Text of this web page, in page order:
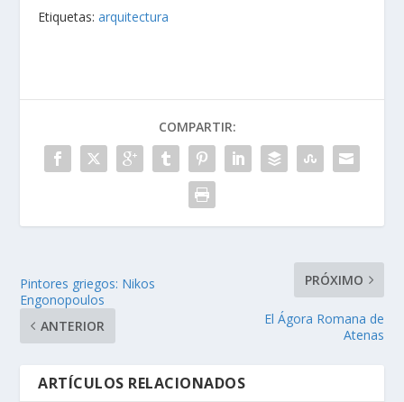
Etiquetas:arquitectura
COMPARTIR:
Pintores griegos: Nikos
Engonopoulos
ANTERIOR
PRÓXIMO
El Ágora Romana de
Atenas
ARTÍCULOS RELACIONADOS